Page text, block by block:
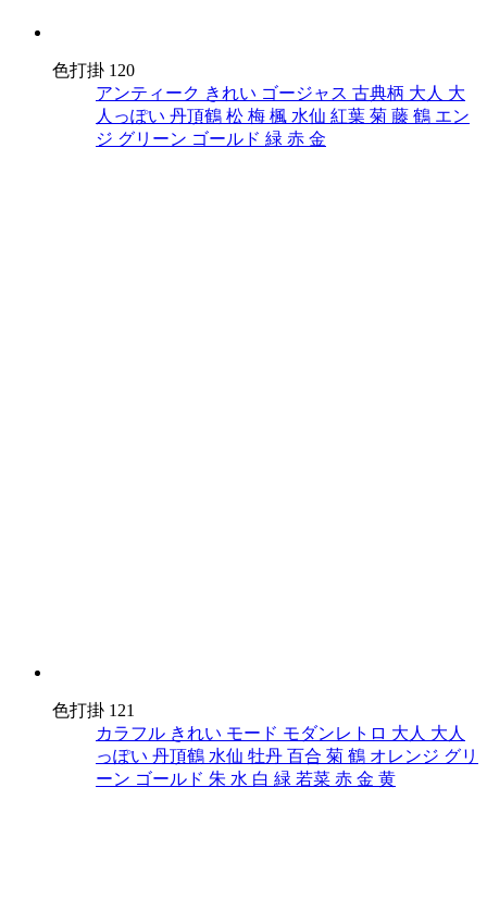
色打掛 120
アンティーク きれい ゴージャス 古典柄 大人 大
人っぽい 丹頂鶴 松 梅 楓 水仙 紅葉 菊 藤 鶴 エン
ジ グリーン ゴールド 緑 赤 金
色打掛 121
カラフル きれい モード モダンレトロ 大人 大人
っぽい 丹頂鶴 水仙 牡丹 百合 菊 鶴 オレンジ グリ
ーン ゴールド 朱 水 白 緑 若菜 赤 金 黄